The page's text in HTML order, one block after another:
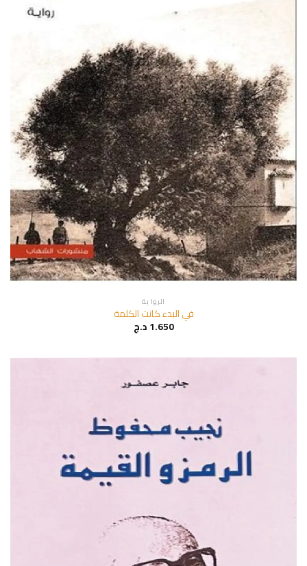
الروا ية
في البدء كانت الكلمة
1.650د.ج